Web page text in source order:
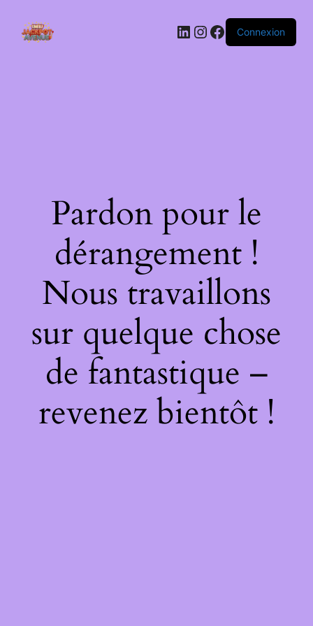
LinkedIn
Instagram
Facebook
Connexion
Pardon pour le
dérangement !
Nous travaillons
sur quelque chose
de fantastique –
revenez bientôt !